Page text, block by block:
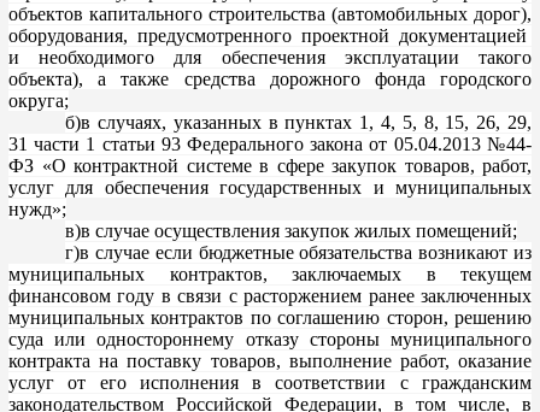
объектов капитального строительства (автомобильных дорог),
оборудования, предусмотренного проектной документацией
и необходимого для обеспечения эксплуатации такого
объекта), а также средства дорожного фонда городского
округа;
б)в случаях, указанных впунктах 1, 4, 5, 8, 15, 26, 29,
31 части 1 статьи 93Федерального закона от 05.04.2013 №44-
ФЗ «О контрактной системе в сфере закупок товаров, работ,
услуг для обеспечения государственных и муниципальных
нужд»;
в)в случае осуществления закупок жилых помещений;
г)в случае если бюджетные обязательства возникают из
муниципальных контрактов, заключаемых в текущем
финансовом году в связи с расторжением ранее заключенных
муниципальных контрактов по соглашению сторон, решению
суда или одностороннему отказу стороны муниципального
контракта на поставку товаров, выполнение работ, оказание
услуг от его исполнения в соответствии с гражданским
законодательством Российской Федерации, в том числе, в